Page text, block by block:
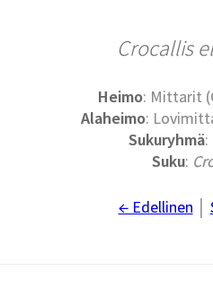
Crocallis
Heimo: Mittarit
Alaheimo:
Sukuryhmä:
Suku:
← Edellinen